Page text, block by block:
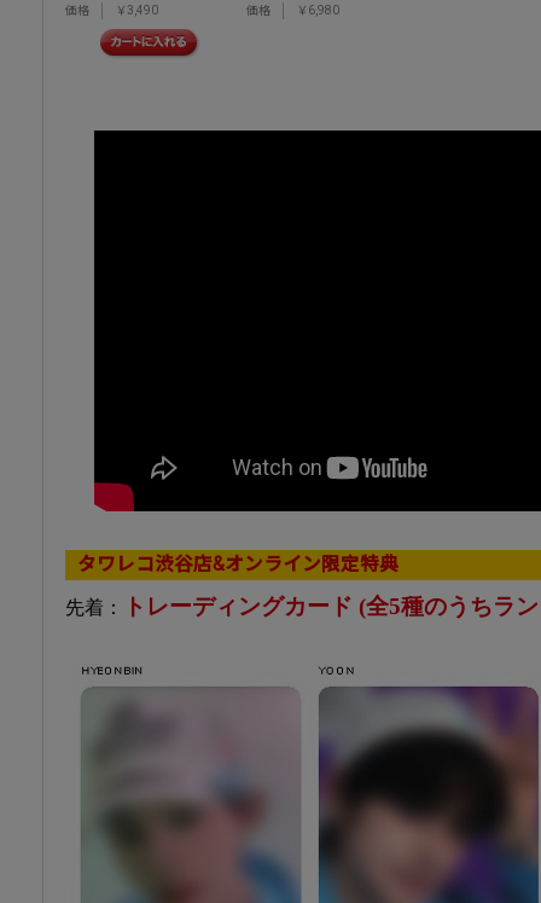
価格
￥3,490
価格
￥6,980
タワレコ渋谷店&オンライン限定特典
先着： トレーディングカード (全5種のうちラ